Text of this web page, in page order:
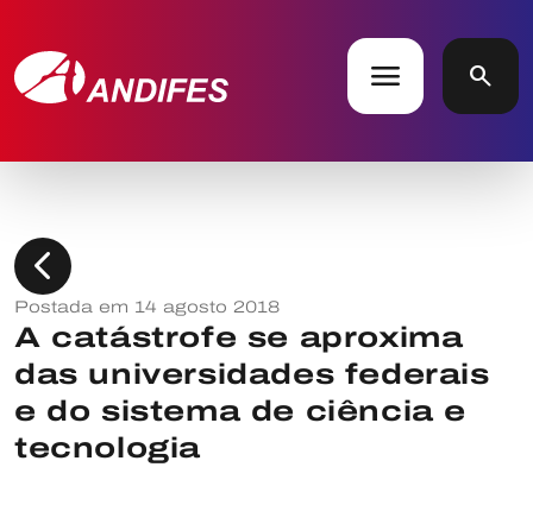
menu search
chevron_left
Postada em 14 agosto 2018
A catástrofe se aproxima
das universidades federais
e do sistema de ciência e
tecnologia